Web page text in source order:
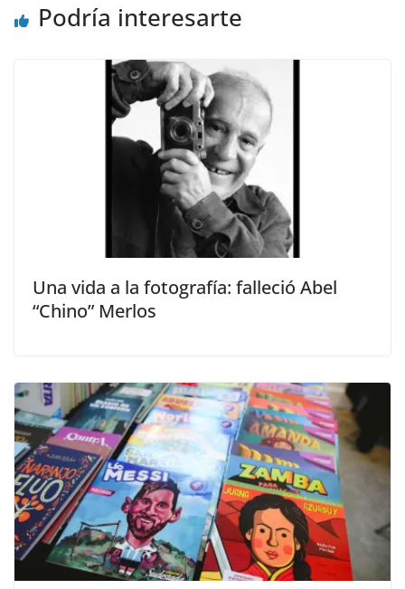
Podría interesarte
Una vida a la fotografía: falleció Abel
“Chino” Merlos